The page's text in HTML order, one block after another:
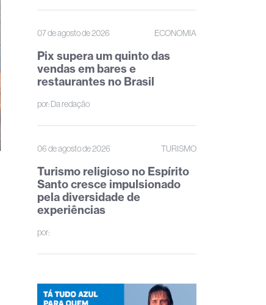
07 de agosto de 2026 ECONOMIA
Pix supera um quinto das
vendas em bares e
restaurantes no Brasil
por:Da redação
06 de agosto de 2026 TURISMO
Turismo religioso no Espírito
Santo cresce impulsionado
pela diversidade de
experiências
por: